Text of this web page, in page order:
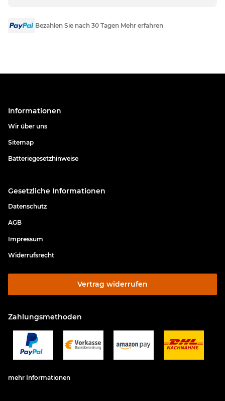
Bezahlen Sie nach 30 Tagen Mehr erfahren
Informationen
Wir über uns
Sitemap
Batteriegesetzhinweise
Gesetzliche Informationen
Datenschutz
AGB
Impressum
Widerrufsrecht
Vertrag widerrufen
Zahlungsmethoden
mehr Informationen